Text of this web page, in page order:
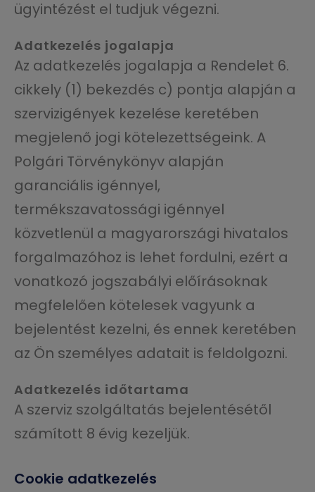
ügyintézést el tudjuk végezni.
Adatkezelés jogalapja
Az adatkezelés jogalapja a Rendelet 6.
cikkely (1) bekezdés c) pontja alapján a
szervizigények kezelése keretében
megjelenő jogi kötelezettségeink. A
Polgári Törvénykönyv alapján
garanciális igénnyel,
termékszavatossági igénnyel
közvetlenül a magyarországi hivatalos
forgalmazóhoz is lehet fordulni, ezért a
vonatkozó jogszabályi előírásoknak
megfelelően kötelesek vagyunk a
bejelentést kezelni, és ennek keretében
az Ön személyes adatait is feldolgozni.
Adatkezelés időtartama
A szerviz szolgáltatás bejelentésétől
számított 8 évig kezeljük.
Cookie adatkezelés